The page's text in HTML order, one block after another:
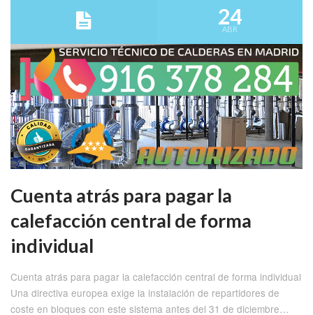
24
ABR
Cuenta atrás para pagar la
calefacción central de forma
individual
Cuenta atrás para pagar la calefacción central de forma individual
Una directiva europea exige la instalación de repartidores de
coste en bloques con este sistema antes del 31 de diciembre…